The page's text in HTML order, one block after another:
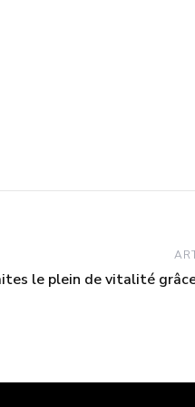
le plein de vitalité